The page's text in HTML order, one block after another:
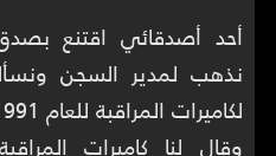
أحد أصدقائي اقتنع
نذهب لمدير السجن
وقال لنا كاميرات